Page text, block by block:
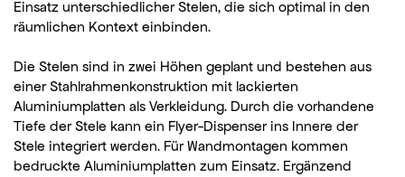
Einsatz unterschiedlicher Stelen, die sich optimal in den
räumlichen Kontext einbinden.
Die Stelen sind in zwei Höhen geplant und bestehen aus
einer Stahlrahmenkonstruktion mit lackierten
Aluminiumplatten als Verkleidung. Durch die vorhandene
Tiefe der Stele kann ein Flyer-Dispenser ins Innere der
Stele integriert werden. Für Wandmontagen kommen
bedruckte Aluminiumplatten zum Einsatz. Ergänzend